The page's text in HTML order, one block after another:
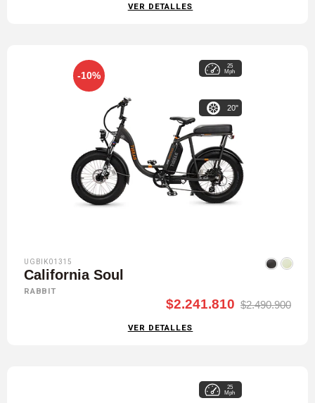
VER DETALLES
-10%
25
Mph
20"
UGBIK01315
California Soul
RABBIT
$2.241.810 $2.490.900
VER DETALLES
25
Mph